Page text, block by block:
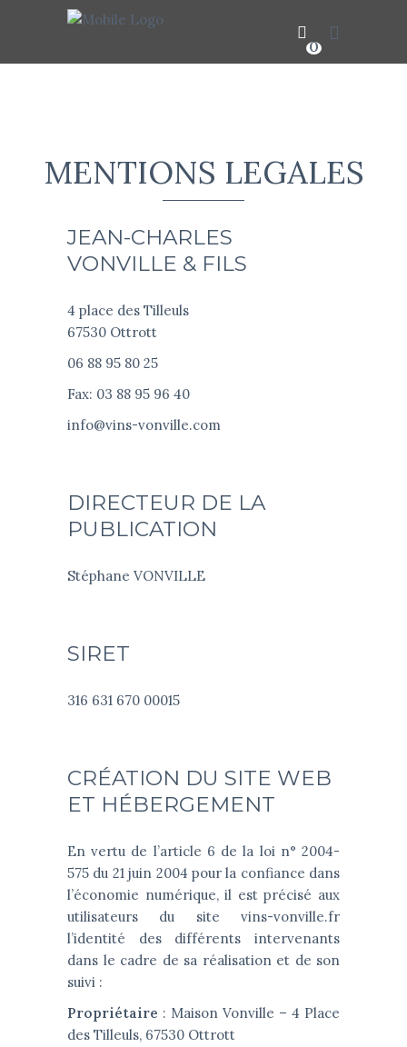
0
MENTIONS LEGALES
JEAN-CHARLES
VONVILLE & FILS
4 place des Tilleuls
67530 Ottrott
06 88 95 80 25
Fax: 03 88 95 96 40
info@vins-vonville.com
DIRECTEUR DE LA
PUBLICATION
Stéphane VONVILLE
SIRET
316 631 670 00015
CRÉATION DU SITE WEB
ET HÉBERGEMENT
En vertu de l’article 6 de la loi n° 2004-
575 du 21 juin 2004 pour la confiance dans
l’économie numérique, il est précisé aux
utilisateurs du site vins-vonville.fr
l’identité des différents intervenants
dans le cadre de sa réalisation et de son
suivi :
Propriétaire : Maison Vonville – 4 Place
des Tilleuls, 67530 Ottrott